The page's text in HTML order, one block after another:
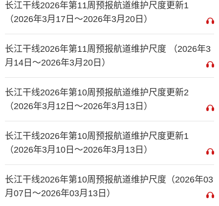
长江干线2026年第11周预报航道维护尺度更新1
（2026年3月17日～2026年3月20日）
长江干线2026年第11周预报航道维护尺度 （2026年3
月14日～2026年3月20日）
长江干线2026年第10周预报航道维护尺度更新2
（2026年3月12日～2026年3月13日）
长江干线2026年第10周预报航道维护尺度更新1
（2026年3月10日～2026年3月13日）
长江干线2026年第10周预报航道维护尺度（2026年03
月07日～2026年03月13日）